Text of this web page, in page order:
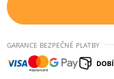
GARANCE BEZPEČNÉ PLATBY